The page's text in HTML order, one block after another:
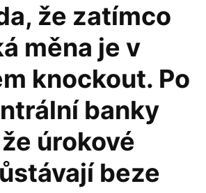
že zatímco
měna je v
knockout. Po
banky
úrokové
beze